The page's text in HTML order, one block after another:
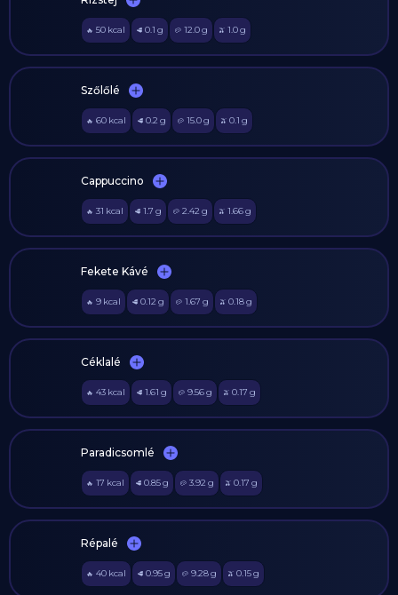
🔥 50 kcal 🥩 0.1 g 🥔 12.0g 🫒 1.0g
Szőlőlé
🔥 60 kcal 🥩 0.2 g 🥔 15.0g 🫒 0.1 g
Cappuccino
🔥 31 kcal 🥩 1.7 g 🥔 2.42 g 🫒 1.66g
Fekete Kávé
🔥 9 kcal 🥩 0.12 g 🥔 1.67 g 🫒 0.18g
Céklalé
🔥 43 kcal 🥩 1.61 g 🥔 9.56g 🫒 0.17 g
Paradicsomlé
🔥 17 kcal 🥩 0.85g 🥔 3.92 g 🫒 0.17 g
Répalé
🔥 40 kcal 🥩 0.95g 🥔 9.28g 🫒 0.15g